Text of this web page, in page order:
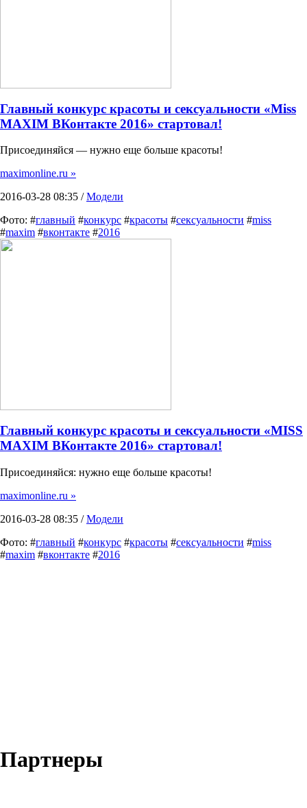
Главный конкурс красоты и сексуальности «Miss
MAXIM ВКонтакте 2016» стартовал!
Присоединяйся — нужно еще больше красоты!
maximonline.ru »
2016-03-28 08:35 /Модели
Фото: #главный #конкурс #красоты #сексуальности #miss
#maxim #вконтакте #2016
Главный конкурс красоты и сексуальности «MISS
MAXIM ВКонтакте 2016» стартовал!
Присоединяйся: нужно еще больше красоты!
maximonline.ru »
2016-03-28 08:35 /Модели
Фото: #главный #конкурс #красоты #сексуальности #miss
#maxim #вконтакте #2016
Партнеры